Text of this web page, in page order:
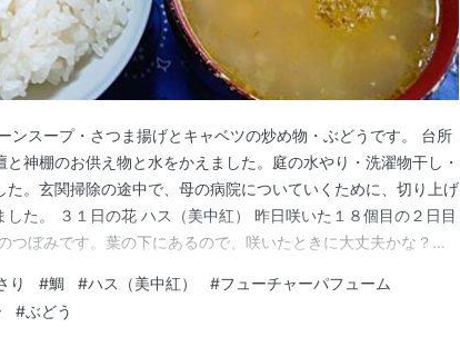
ンスープ・さつま揚げとキャベツの炒め物・ぶどうです。 台所
神棚のお供え物と水をかえました。庭の水やり・洗濯物干し・
た。玄関掃除の途中で、母の病院についていくために、切り上げ
した。 ３１日の花 ハス（美中紅） 昨日咲いた１８個目の２日目
つぼみです。葉の下にあるので、咲いたときに大丈夫かな？心
。つぼみもいくつかありました。 帰宅後に、時間はあったの
のですが、また、母とけ…
り #鯛 #ハス（美中紅） #フューチャーパフューム
#ぶどう